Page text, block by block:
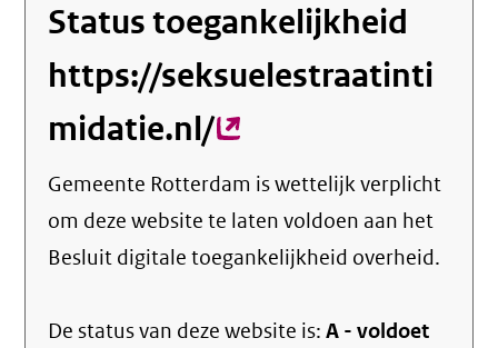
Status toegankelijkheid
https://seksuelestraatinti
midatie.nl/(externe
link)
Gemeente Rotterdam is wettelijk verplicht
om deze website te laten voldoen aan het
Besluit digitale toegankelijkheid overheid.
De status van dezewebsite is:A -voldoet